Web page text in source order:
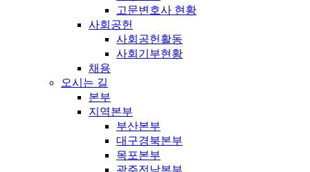
고문변호사 현황
사회공헌
사회공헌활동
사회기부현황
채용
오시는 길
본부
지역본부
부산본부
대구경북본부
목포본부